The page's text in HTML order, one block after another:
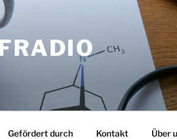
Gefördert durch Kontakt Über